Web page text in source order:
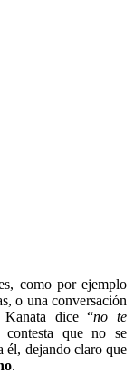
como por ejemplo
o una conversación
dice “no te
que no se
él, dejando claro que
.